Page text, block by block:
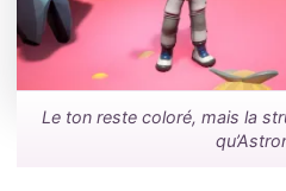
Le ton reste coloré, mais la